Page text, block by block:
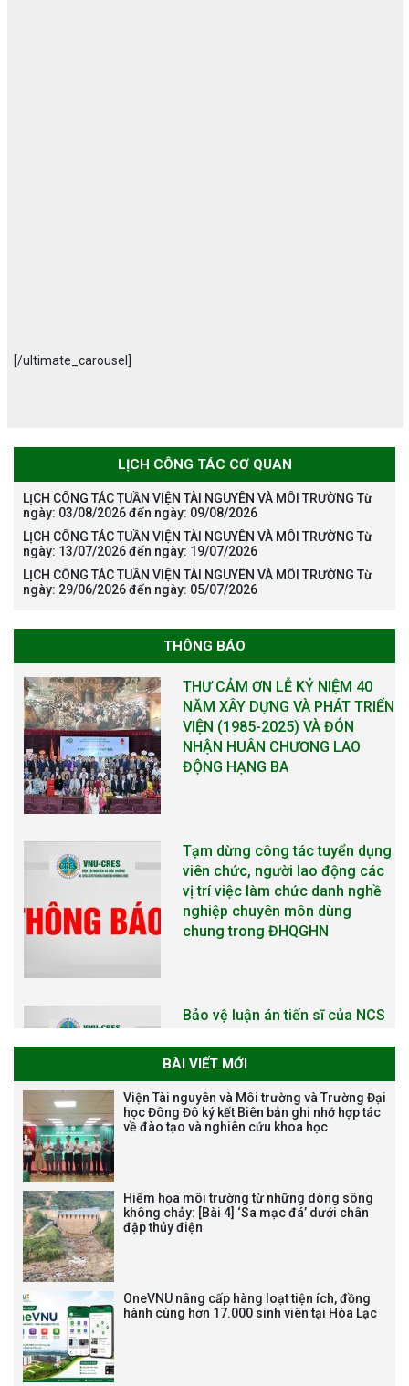
[/ultimate_carousel]
LỊCH CÔNG TÁC CƠ QUAN
LỊCH CÔNG TÁC TUẦN VIỆN TÀI NGUYÊN VÀ MÔI TRƯỜNG Từ
ngày: 03/08/2026 đến ngày: 09/08/2026
LỊCH CÔNG TÁC TUẦN VIỆN TÀI NGUYÊN VÀ MÔI TRƯỜNG Từ
ngày: 13/07/2026 đến ngày: 19/07/2026
LỊCH CÔNG TÁC TUẦN VIỆN TÀI NGUYÊN VÀ MÔI TRƯỜNG Từ
ngày: 29/06/2026 đến ngày: 05/07/2026
THÔNG BÁO
Tạm dừng công tác tuyển dụng
viên chức, người lao động các
vị trí việc làm chức danh nghề
nghiệp chuyên môn dùng
chung trong ĐHQGHN
Bảo vệ luận án tiến sĩ của NCS
Trương Mạnh Tuấn
Bảo vệ luận án tiến sĩ của NCS
bổng Nagao tại Việt Nam năm
học 2026-2027
Thông báo về việc họp Tiểu
ban chuyên môn đánh giá hồ
BÀI VIẾT MỚI
Viện Tài nguyên và Môi trường và Trường Đại
học Đông Đô ký kết Biên bản ghi nhớ hợp tác
về đào tạo và nghiên cứu khoa học
Hiểm họa môi trường từ những dòng sông
không chảy: [Bài 4] ‘Sa mạc đá’ dưới chân
đập thủy điện
OneVNU nâng cấp hàng loạt tiện ích, đồng
hành cùng hơn 17.000 sinh viên tại Hòa Lạc